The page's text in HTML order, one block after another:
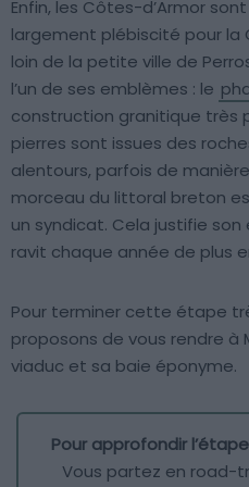
Enfin, les Côtes-d’Armor
largement plébiscité pour la
loin de la petite ville de
l’un de ses emblèmes : le
construction granitique très
pierres sont issues des
alentours, parfois de
morceau du littoral breton
un syndicat. Cela justifie
ravit chaque année de plus
Pour terminer cette étape
proposons de vous rendre à
viaduc et sa baie éponyme.
Pour approfondir
Vous partez en road-